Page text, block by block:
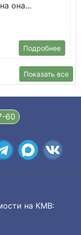
она...
Подробнее
Показать все
60
на КМВ: